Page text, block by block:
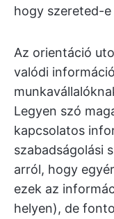
hogy szereted-
Az orientáció
valódi
Legyen szó
kapcsolatos
szabadságolási
arról, hogy
ezek az
helyen), de